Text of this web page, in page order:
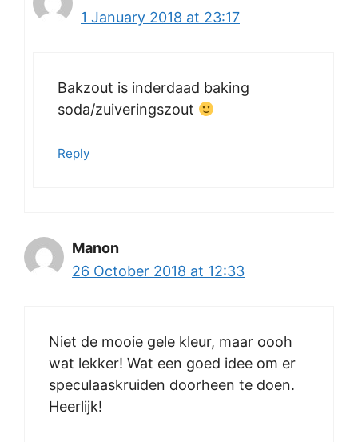
1 January 2018 at 23:17
Bakzout is inderdaad baking
soda/zuiveringszout
Reply
Manon
26 October 2018 at 12:33
Niet de mooie gele kleur, maar oooh
wat lekker! Wat een goed idee om er
speculaaskruiden doorheen te doen.
Heerlijk!